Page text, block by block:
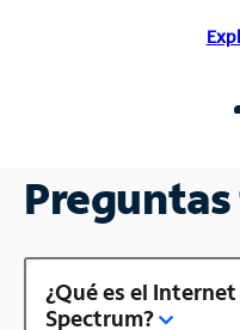
¿Qué es el
Spectrum?